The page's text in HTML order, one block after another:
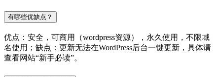
有哪些优缺点？
优点：安全，可商用（wordpress资源），永久使用，不限域
名使用；缺点：更新无法在WordPress后台一键更新，具体请
查看网站“新手必读”。